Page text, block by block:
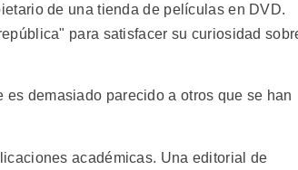
de una tienda de películas en DVD.
para satisfacer su curiosidad
demasiado parecido a otros que se han
académicas. Una editorial de